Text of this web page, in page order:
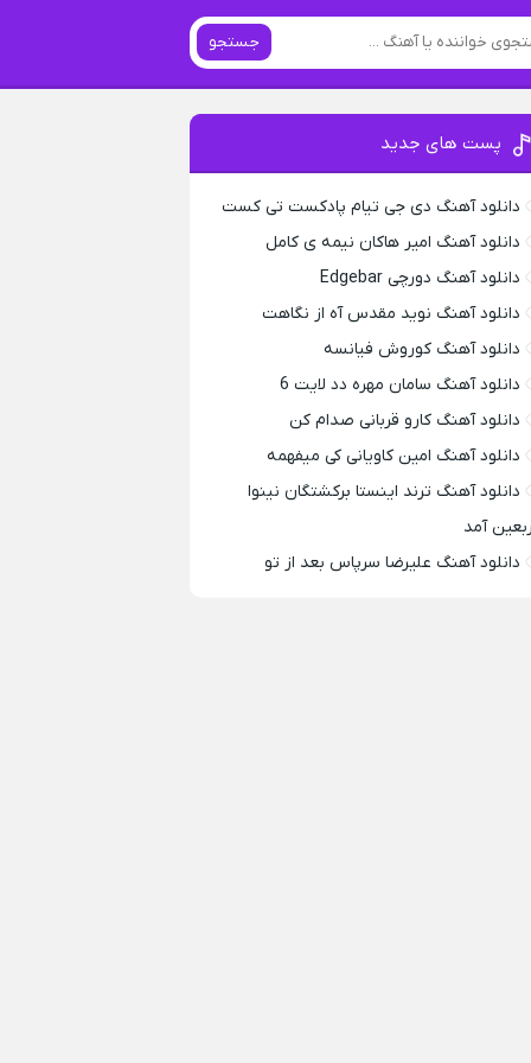
جستجو
پست های جدید
دانلود آهنگ دی جی تیام پادکست تی کست
دانلود آهنگ امیر هاکان نیمه ی کامل
دانلود آهنگ دورچی Edgebar
دانلود آهنگ نوید مقدس آه از نگاهت
دانلود آهنگ کوروش فیانسه
دانلود آهنگ سامان مهره دد لایت 6
دانلود آهنگ کارو قربانی صدام کن
دانلود آهنگ امین کاویانی کی میفهمه
دانلود آهنگ ترند اینستا برکشتگان نینوا
آمد
دانلود آهنگ علیرضا سرپاس بعد از تو